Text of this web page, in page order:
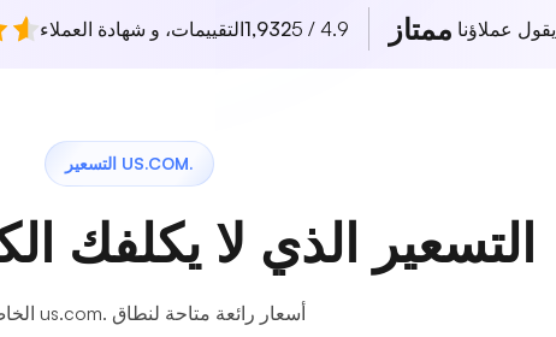
يقول عملاؤنا ممتاز 4.9 / 5
1,932التقييمات، و شهادة العملاء
.US.COM التسعير
التسعير الذي لا يكلفك
أسعار رائعة متاحة لنطاق .us.com الخاص بك.